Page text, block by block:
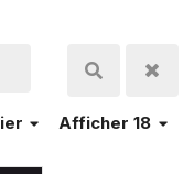
Afficher 18